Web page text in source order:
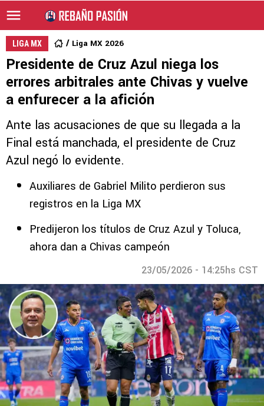
LIGA MX Liga MX 2026
Presidente de Cruz Azul niega los
errores arbitrales ante Chivas y vuelve
a enfurecer a la afición
Ante las acusaciones de que su llegada a la
Final está manchada, el presidente de Cruz
Azul negó lo evidente.
Auxiliares de Gabriel Milito perdieron sus
registros en la Liga MX
Predijeron los títulos de Cruz Azul y Toluca,
ahora dan a Chivas campeón
23/05/2026 - 14:25hs CST